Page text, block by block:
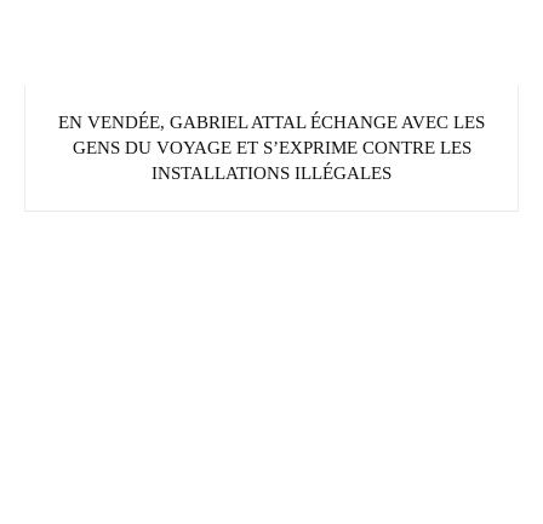
EN VENDÉE, GABRIEL ATTAL ÉCHANGE AVEC LES
GENS DU VOYAGE ET S’EXPRIME CONTRE LES
INSTALLATIONS ILLÉGALES